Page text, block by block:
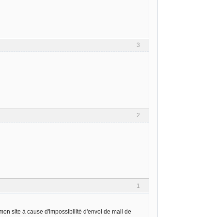
3
2
1
site à cause d'impossibilité d'envoi de mail de